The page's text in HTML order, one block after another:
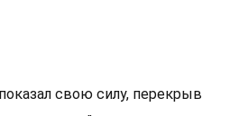
свою силу, перекрыв